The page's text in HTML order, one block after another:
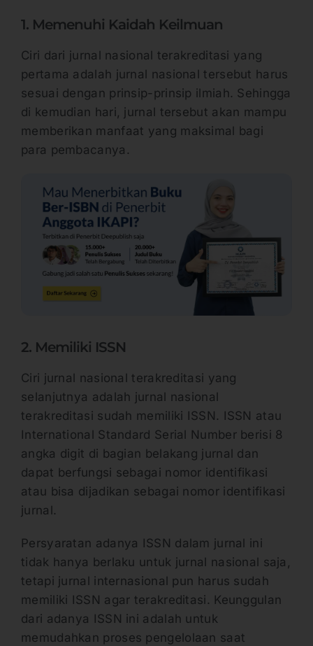
1. Memenuhi Kaidah Keilmuan
Ciri dari jurnal nasional terakreditasi yang
pertama adalah jurnal nasional tersebut harus
sesuai dengan prinsip-prinsip ilmiah. Sehingga
di kemudian hari, jurnal tersebut akan mampu
memberikan manfaat yang maksimal bagi
para pembacanya.
2. Memiliki ISSN
Ciri jurnal nasional terakreditasi yang
selanjutnya adalah jurnal nasional
terakreditasi sudah memiliki ISSN. ISSN atau
International Standard Serial Number berisi 8
angka digit di bagian belakang jurnal dan
dapat berfungsi sebagai nomor identifikasi
atau bisa dijadikan sebagai nomor identifikasi
jurnal.
Persyaratan adanya ISSN dalam jurnal ini
tidak hanya berlaku untuk jurnal nasional saja,
tetapi jurnal internasional pun harus sudah
memiliki ISSN agar terakreditasi. Keunggulan
dari adanya ISSN ini adalah untuk
memudahkan proses pengelolaan saat